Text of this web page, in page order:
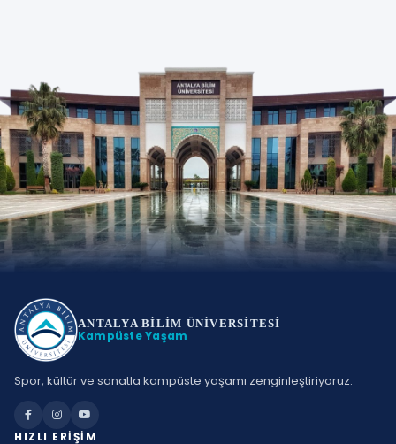
ANTALYA BİLİM ÜNİVERSİTESİ
Kampüste Yaşam
Spor, kültür ve sanatla kampüste yaşamı zenginleştiriyoruz.
HIZLI ERIŞIM